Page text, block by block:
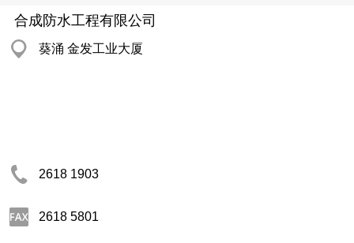
合成防水工程有限公司
葵涌 金发工业大厦
2618 1903
2618 5801